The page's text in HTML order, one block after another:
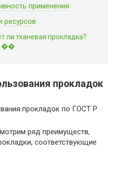
применения
ресурсов
ли тканевая прокладка?
��
прокладок
ряд преимуществ,
соответствующие